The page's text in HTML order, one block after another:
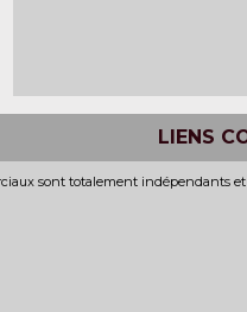
LIENS
sont totalement indépendants